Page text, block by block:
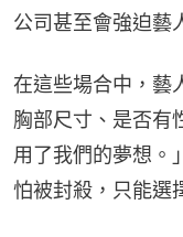
公司甚至會強迫藝
在這些場合中，藝
胸部尺寸、是否有
用了我們的夢想。
怕被封殺，只能選